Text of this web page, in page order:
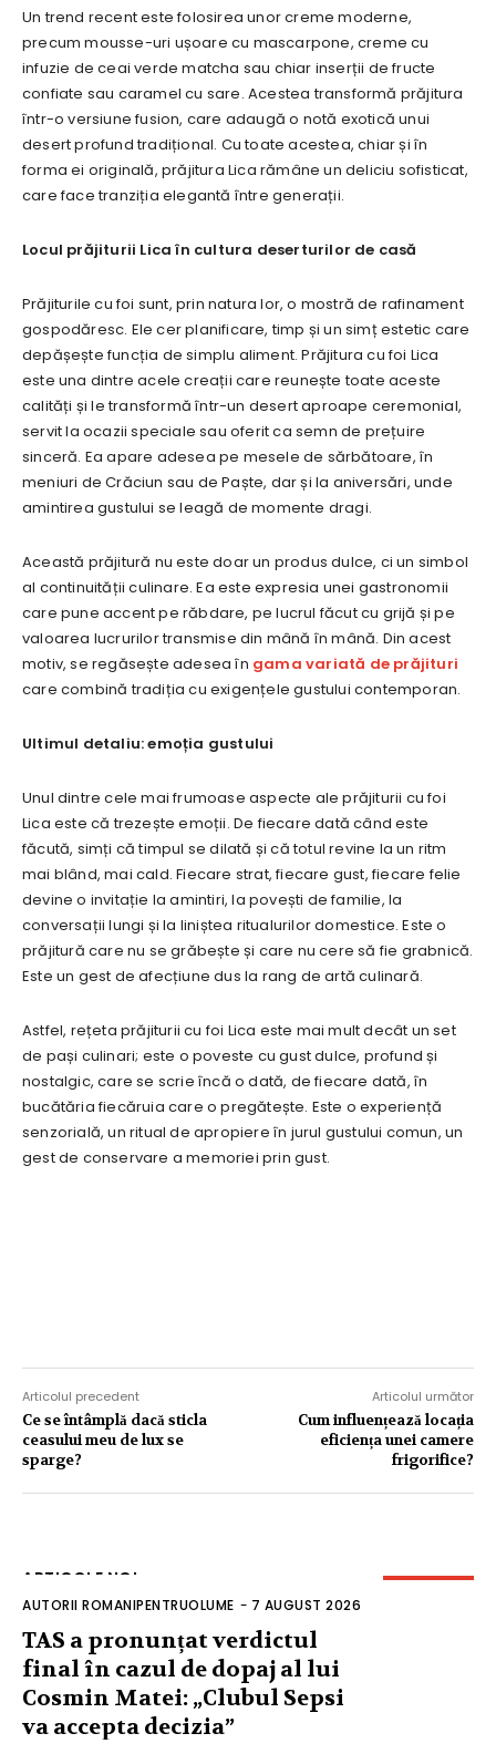
Un trend recent este folosirea unor creme moderne,
precum mousse-uri ușoare cu mascarpone, creme cu
infuzie de ceai verde matcha sau chiar inserții de fructe
confiate sau caramel cu sare. Acestea transformă prăjitura
într-o versiune fusion, care adaugă o notă exotică unui
desert profund tradițional. Cu toate acestea, chiar și în
forma ei originală, prăjitura Lica rămâne un deliciu sofisticat,
care face tranziția elegantă între generații.
Locul prăjiturii Lica în cultura deserturilor de casă
Prăjiturile cu foi sunt, prin natura lor, o mostră de rafinament
gospodăresc. Ele cer planificare, timp și un simț estetic care
depășește funcția de simplu aliment. Prăjitura cu foi Lica
este una dintre acele creații care reunește toate aceste
calități și le transformă într-un desert aproape ceremonial,
servit la ocazii speciale sau oferit ca semn de prețuire
sinceră. Ea apare adesea pe mesele de sărbătoare, în
meniuri de Crăciun sau de Paște, dar și la aniversări, unde
amintirea gustului se leagă de momente dragi.
Această prăjitură nu este doar un produs dulce, ci un simbol
al continuității culinare. Ea este expresia unei gastronomii
care pune accent pe răbdare, pe lucrul făcut cu grijă și pe
valoarea lucrurilor transmise din mână în mână. Din acest
motiv, se regăsește adesea în gama variată de prăjituri
care combină tradiția cu exigențele gustului contemporan.
Ultimul detaliu: emoția gustului
Unul dintre cele mai frumoase aspecte ale prăjiturii cu foi
Lica este că trezește emoții. De fiecare dată când este
făcută, simți că timpul se dilată și că totul revine la un ritm
mai blând, mai cald. Fiecare strat, fiecare gust, fiecare felie
devine o invitație la amintiri, la povești de familie, la
conversații lungi și la liniștea ritualurilor domestice. Este o
prăjitură care nu se grăbește și care nu cere să fie grabnică.
Este un gest de afecțiune dus la rang de artă culinară.
Astfel, rețeta prăjiturii cu foi Lica este mai mult decât un set
de pași culinari; este o poveste cu gust dulce, profund și
nostalgic, care se scrie încă o dată, de fiecare dată, în
bucătăria fiecăruia care o pregătește. Este o experiență
senzorială, un ritual de apropiere în jurul gustului comun, un
gest de conservare a memoriei prin gust.
Articolul precedent
Ce se întâmplă dacă sticla
ceasului meu de lux se
sparge?
Articolul următor
Cum influențează locația
eficiența unei camere
frigorifice?
ARTICOLE NOI
AUTORII ROMANIPENTRUOLUME - 7 AUGUST 2026
TAS a pronunțat verdictul
final în cazul de dopaj al lui
Cosmin Matei: „Clubul Sepsi
va accepta decizia”